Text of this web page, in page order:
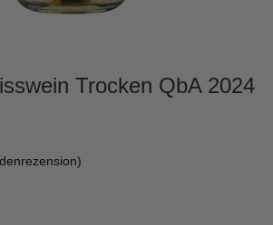
Trocken QbA 2024